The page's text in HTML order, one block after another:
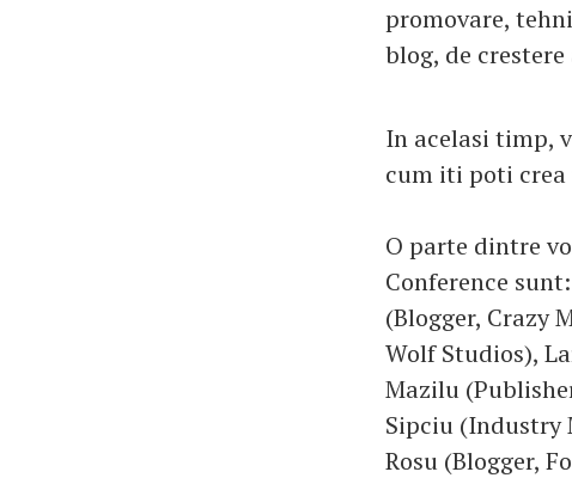
promovare,
blog, de
In acelasi timp,
cum iti poti crea
O parte dintre
Conference
(Blogger, Crazy
Wolf Studios),
Mazilu
Sipciu (Industry
Rosu (Blogger,